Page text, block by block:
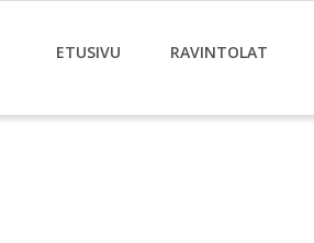
ETUSIVU RAVINTOLAT